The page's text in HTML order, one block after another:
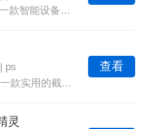
小香同学是一款智能设备控制软件，用户可轻松连接车上设备进行远程控制，调整设备时长和开关，并具备定时关闭功能，为用户提供便捷服务。支持匹配、控制所有设备，一键控制车内香氛系统，定时开关和设备调节等操作，给用户带来方便。
| ps
Snapmod是一款实用的截图软件，能将截图添加到设备外壳中，使整张截图更加漂亮和高级。软件支持国内外多款主流手机品牌，机型丰富，同时还可以根据自己喜好调整背景色调和模糊程度。软件界面设计简洁现代，性能优秀流畅，还可以自动化添加壳和删除未添加壳的截图。Snapmod的高级渲染功能可以开启自动取色、自动模糊等特性，生成更美观的图片。
查看
灵